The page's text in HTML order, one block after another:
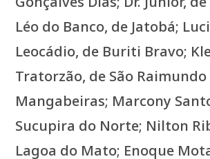
Léo do Banco, de Jatobá;
Leocádio, de Buriti Bravo;
Tratorzão, de São Raimundo
Mangabeiras; Marcony
Sucupira do Norte; Nilton
Lagoa do Mato; Enoque